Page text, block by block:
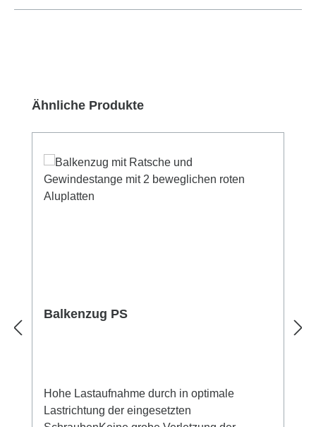
Produktgalerie überspringen
Ähnliche Produkte
Balkenzug PS
Hohe Lastaufnahme durch in optimale
Lastrichtung der eingesetzten